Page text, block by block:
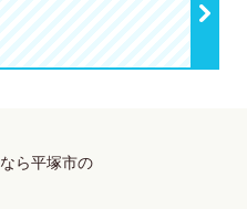
ら平塚市の